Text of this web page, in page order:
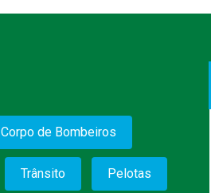
Corpo de Bombeiros
Trânsito Pelotas